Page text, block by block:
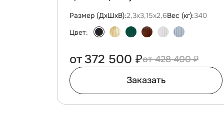
Размер (ДxШxВ):2,3х3,15х2,6Вес (кг):340
Цвет:
428 400 ₽
от372 500 ₽
Заказать